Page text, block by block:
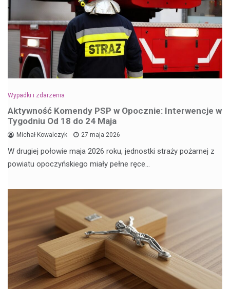
Wypadki i zdarzenia
Aktywność Komendy PSP w Opocznie: Interwencje w
Tygodniu Od 18 do 24 Maja
Michał Kowalczyk 27 maja 2026
W drugiej połowie maja 2026 roku, jednostki straży pożarnej z
powiatu opoczyńskiego miały pełne ręce…